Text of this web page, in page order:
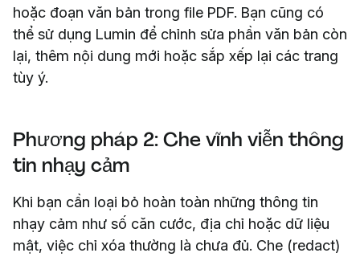
hoặc đoạn văn bản trong file PDF. Bạn cũng có
thể sử dụng Lumin để chỉnh sửa phần văn bản còn
lại, thêm nội dung mới hoặc sắp xếp lại các trang
tùy ý.
Phương pháp 2: Che vĩnh viễn thông
tin nhạy cảm
Khi bạn cần loại bỏ hoàn toàn những thông tin
nhạy cảm như số căn cước, địa chỉ hoặc dữ liệu
mật, việc chỉ xóa thường là chưa đủ. Che (redact)